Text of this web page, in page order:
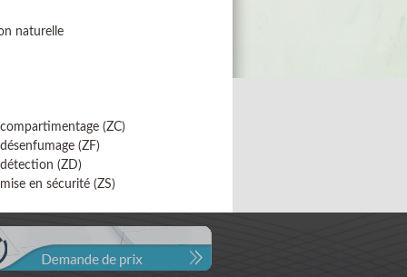
naturelle
(ZC)
(ZF)
(ZD)
en sécurité (ZS)